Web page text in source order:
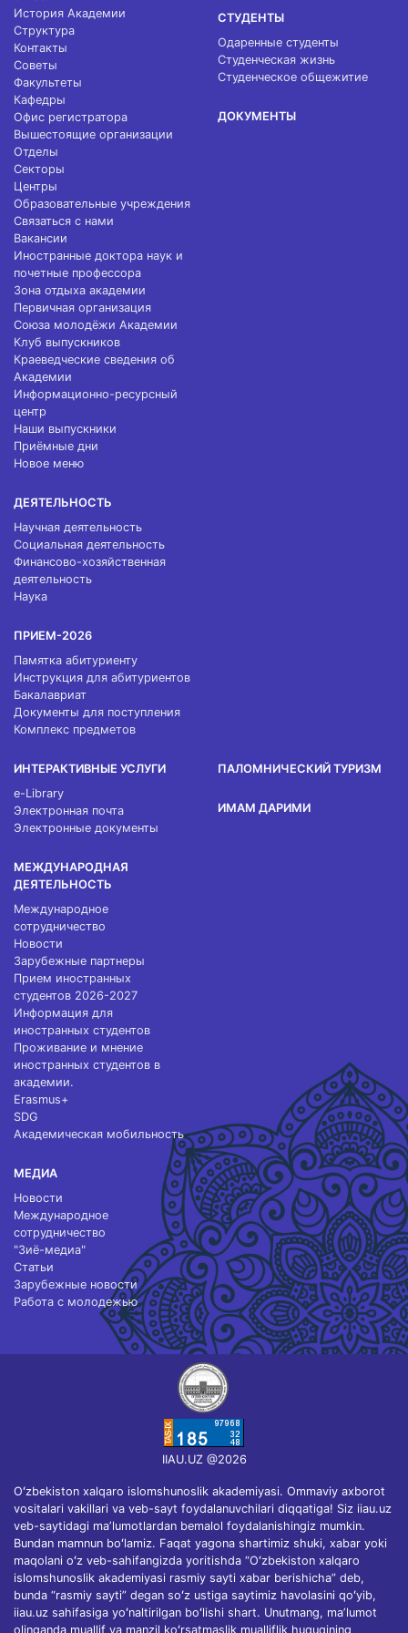
История Академии
Структура
Контакты
Советы
Факультеты
Кафедры
Офис регистратора
Вышестоящие организации
Отделы
Секторы
Центры
Образовательные учреждения
Связаться с нами
Вакансии
Иностранные доктора наук и
почетные профессора
Зона отдыха академии
Первичная организация
Союза молодёжи Академии
Клуб выпускников
Краеведческие сведения об
Академии
Информационно-ресурсный
центр
Наши выпускники
Приёмные дни
Новое меню
ДЕЯТЕЛЬНОСТЬ
Научная деятельность
Социальная деятельность
Финансово-хозяйственная
деятельность
Наука
ПРИЕМ-2026
Памятка абитуриенту
Инструкция для абитуриентов
Бакалавриат
Документы для поступления
Комплекс предметов
СТУДЕНТЫ
Одаренные студенты
Студенческая жизнь
Студенческое общежитие
ДОКУМЕНТЫ
ИНТЕРАКТИВНЫЕ УСЛУГИ
e-Library
Электронная почта
Электронные документы
МЕЖДУНАРОДНАЯ
ДЕЯТЕЛЬНОСТЬ
Международное
сотрудничество
Новости
Зарубежные партнеры
Прием иностранных
студентов 2026-2027
Информация для
иностранных студентов
Проживание и мнение
иностранных студентов в
академии.
Erasmus+
SDG
Академическая мобильность
МЕДИА
Новости
Международное
сотрудничество
"Зиё-медиа"
Статьи
Зарубежные новости
Работа с молодежью
ПАЛОМНИЧЕСКИЙ ТУРИЗМ
ИМАМ ДАРИМИ
IIAU.UZ @2026
Oʻzbekiston xalqaro islomshunoslik akademiyasi. Ommaviy axborot
vositalari vakillari va veb-sayt foydalanuvchilari diqqatiga! Siz iiau.uz
veb-saytidagi maʼlumotlardan bemalol foydalanishingiz mumkin.
Bundan mamnun boʻlamiz. Faqat yagona shartimiz shuki, xabar yoki
maqolani oʻz veb-sahifangizda yoritishda “Oʻzbekiston xalqaro
islomshunoslik akademiyasi rasmiy sayti xabar berishicha” deb,
bunda “rasmiy sayti” degan soʻz ustiga saytimiz havolasini qoʻyib,
iiau.uz sahifasiga yoʻnaltirilgan boʻlishi shart. Unutmang, maʼlumot
olinganda muallif va manzil koʻrsatmaslik mualliflik huquqining